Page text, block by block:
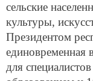
сельские
культуры,
Президентом
единовременная
для